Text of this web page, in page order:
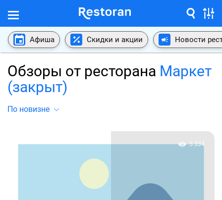
Афиша Скидки и акции Новости
Обзоры от ресторана Маркет
(закрыт)
По новизне
5 334